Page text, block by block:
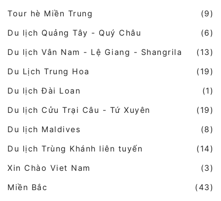
Tour hè Miền Trung
(9)
Du lịch Quảng Tây - Quý Châu
(6)
Du lịch Vân Nam - Lệ Giang - Shangrila
(13)
Du Lịch Trung Hoa
(19)
Du lịch Đài Loan
(1)
Du lịch Cửu Trại Câu - Tứ Xuyên
(19)
Du lịch Maldives
(8)
Du lịch Trùng Khánh liên tuyến
(14)
Xin Chào Viet Nam
(3)
Miền Bắc
(43)